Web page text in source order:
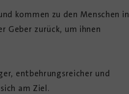
kommen zu den Menschen in
Geber zurück, um ihnen
entbehrungsreicher und
am Ziel.